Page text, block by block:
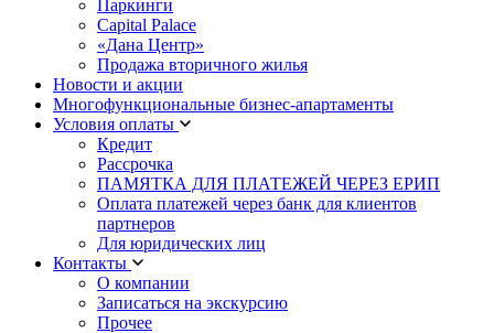
Паркинги
Capital Palace
«Дана Центр»
Продажа вторичного жилья
Новости и акции
Многофункциональные бизнес-апартаменты
Условия оплаты
Кредит
Рассрочка
ПАМЯТКА ДЛЯ ПЛАТЕЖЕЙ ЧЕРЕЗ ЕРИП
Оплата платежей через банк для клиентов
партнеров
Для юридических лиц
Контакты
О компании
Записаться на экскурсию
Прочее